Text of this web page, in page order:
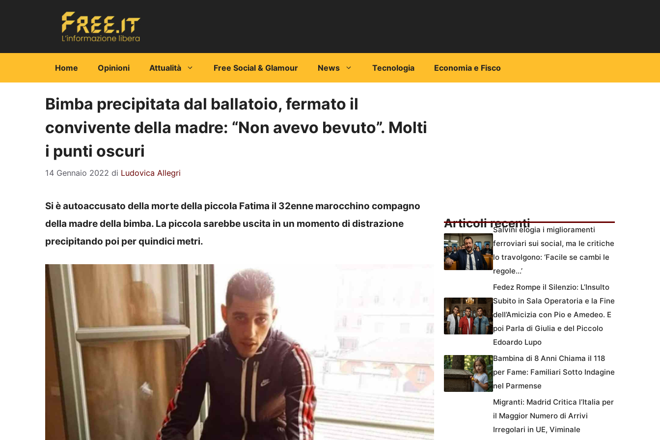
Home Opinioni Attualità Free Social & Glamour News Tecnologia Economia e Fisco
Bimba precipitata dal ballatoio, fermato il
convivente della madre: “Non avevo bevuto”. Molti
i punti oscuri
14 Gennaio 2022 di Ludovica Allegri
Si è autoaccusato della morte della piccola Fatima il 32enne marocchino compagno
della madre della bimba. La piccola sarebbe uscita in un momento di distrazione
precipitando poi per quindici metri.
Articoli recentiSalvini elogia i miglioramenti
ferroviari sui social, ma le critiche
lo travolgono: ‘Facile se cambi le
regole…’
Fedez Rompe il Silenzio: L’Insulto
Subito in Sala Operatoria e la Fine
dell’Amicizia con Pio e Amedeo. E
poi Parla di Giulia e del Piccolo
Edoardo Lupo
Bambina di 8 Anni Chiama il 118
per Fame: Familiari Sotto Indagine
nel Parmense
Migranti: Madrid Critica l’Italia per
il Maggior Numero di Arrivi
Irregolari in UE, Viminale